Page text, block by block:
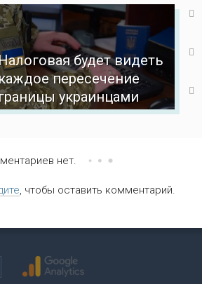
Налоговая будет видеть
пересечение
украинцами
нет.
, чтобы оставить комментарий.